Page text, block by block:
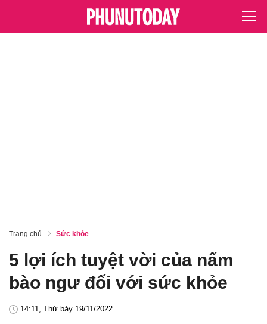
Trang chủ Sức khỏe
5 lợi ích tuyệt vời của nấm
bào ngư đối với sức khỏe
14:11, Thứ bảy 19/11/2022